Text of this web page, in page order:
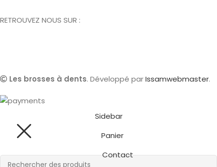
RETROUVEZ NOUS SUR :
Les brosses à dents. Développé parIssamwebmaster.
Sidebar
Panier
Contact